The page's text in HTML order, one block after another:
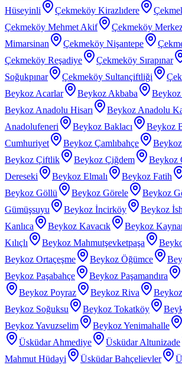
Hüseyinli
Çekmeköy Kirazlıdere
Çekmeköy Mehmet Akif
Çekmeköy
Mimarsinan
Çekmeköy Nişantepe
Çekmeköy Reşadiye
Çekmeköy Sırapınar
Soğukpınar
Çekmeköy Sultançiftliği
Beykoz Acarlar
Beykoz Akbaba
Beykoz
Beykoz Anadolu Hisarı
Beykoz Anadolu
Anadolufeneri
Beykoz Baklacı Beykoz
Cumhuriyet
Beykoz Çamlıbahçe
Beykoz Çiftlik
Beykoz Çiğdem Beykoz
Dereseki
Beykoz Elmalı Beykoz Fatih
Beykoz Göllü
Beykoz Görele Beykoz
Gümüşsuyu
Beykoz İncirköy Beykoz
Kanlıca
Beykoz Kavacık Beykoz
Kılıçlı
Beykoz Mahmutşevketpaşa
Beykoz Ortaçeşme
Beykoz Öğümce
Beykoz Paşabahçe
Beykoz Paşamandıra
Beykoz Poyraz
Beykoz Riva
Beykoz Soğuksu
Beykoz Tokatköy
Beykoz Yavuzselim
Beykoz Yenimahalle
Üsküdar Ahmediye
Üsküdar Altunizade
Mahmut Hüdayi
Üsküdar Bahçelievler